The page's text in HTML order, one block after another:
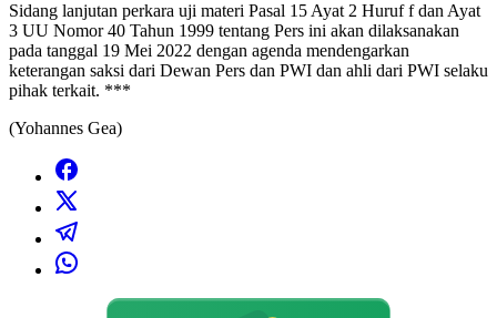
Sidang lanjutan perkara uji materi Pasal 15 Ayat 2 Huruf f dan Ayat
3 UU Nomor 40 Tahun 1999 tentang Pers ini akan dilaksanakan
pada tanggal 19 Mei 2022 dengan agenda mendengarkan
keterangan saksi dari Dewan Pers dan PWI dan ahli dari PWI selaku
pihak terkait. ***
(Yohannes Gea)